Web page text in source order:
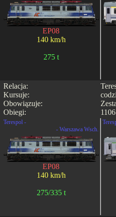
EP08
140 km/h
275 t
Relacja:
Kursuje:
Obowiązuje:
Obiegi:
Terespol -
- Warszawa Wsch.
EP08
140 km/h
275/335 t